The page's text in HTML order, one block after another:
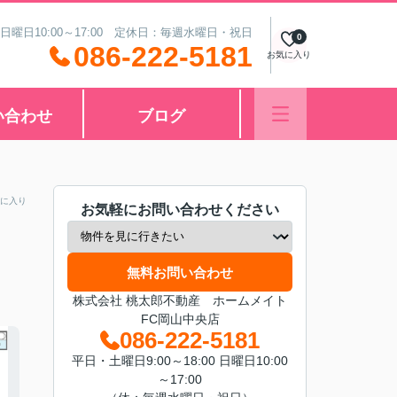
曜日10:00～17:00 定休日：毎週水曜日・祝日
086-222-5181 お気に入り
0
合わせ ブログ
入り
お気軽にお問い合わせください
無料お問い合わせ
株式会社 桃太郎不動産 ホームメイト
FC岡山中央店
086-222-5181
平日・土曜日9:00～18:00 日曜日10:00
～17:00